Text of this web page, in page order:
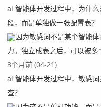
ai 智能体开发过程中，为什
段，而是单独做一张配置表？
因为敏感词不是某个智能
力。独立成表之后，可以被
3个月前 (04-21)
ai 智能体开发过程中，敏感
查？